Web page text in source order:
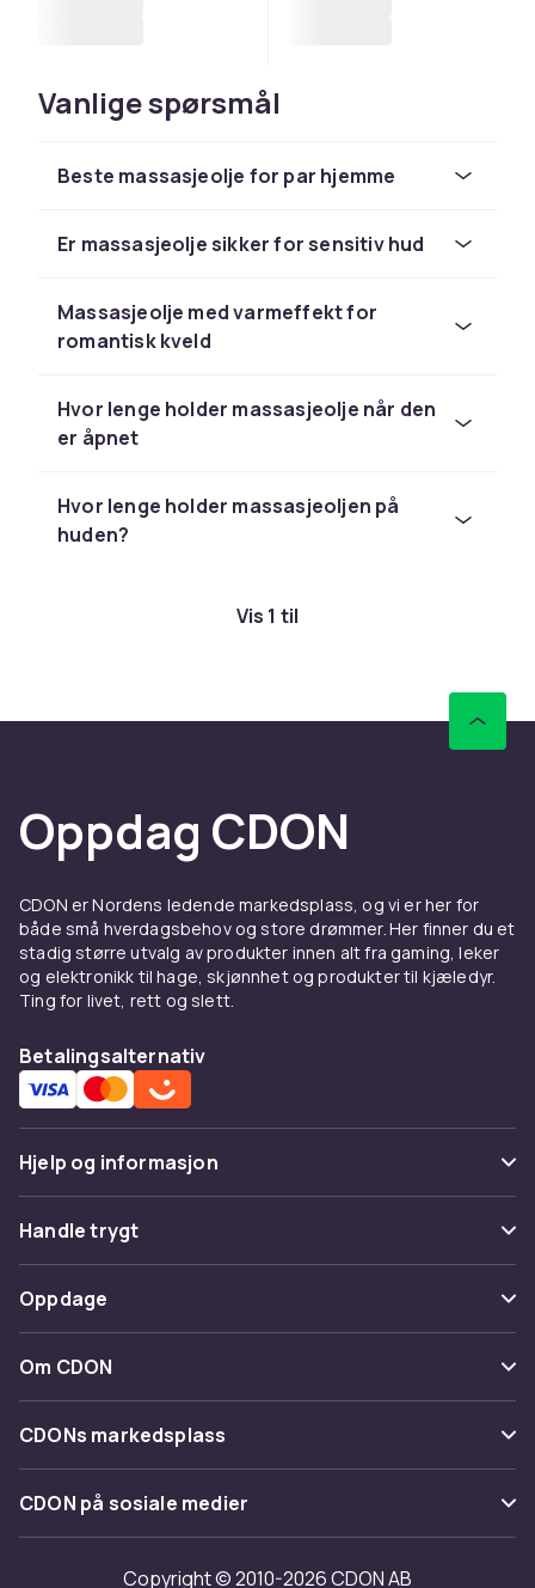
Vanlige spørsmål
Beste massasjeolje for par hjemme
Er massasjeolje sikker for sensitiv hud
Massasjeolje med varmeffekt for
romantisk kveld
Hvor lenge holder massasjeolje når den
er åpnet
Hvor lenge holder massasjeoljen på
huden?
Vis 1 til
Oppdag CDON
CDON er Nordens ledende markedsplass, og vi er her for
både små hverdagsbehov og store drømmer. Her finner du et
stadig større utvalg av produkter innen alt fra gaming, leker
og elektronikk til hage, skjønnhet og produkter til kjæledyr.
Ting for livet, rett og slett.
Betalingsalternativ
Hjelp og informasjon
Vanlige spørsmål
Spor pakke
Angre & returner her
Kontakt oss
Handle trygt
Betaling
Levering
Tilbakekallinger
Oppdage
Kategorier
Varemerker
Om CDON
Om oss
Kundeanmeldelser
Jobbe på CDON
Investor relations
CDONs markedsplass
Merchant Help Center
CDON på sosiale medier
Copyright © 2010-2026 CDON AB